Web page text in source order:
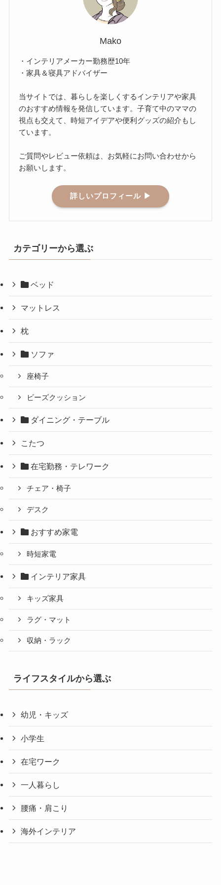
Mako
・インテリアメーカー勤務歴10年
・家具＆寝具アドバイザー
当サイトでは、暮らしを楽しくするインテリアや家具
のおすすめ情報を発信しています。子育て中のママの
視点も交えて、時短アイデアや便利グッズの紹介もし
ています。
ご質問やレビュー依頼は、お気軽にお問い合わせから
お願いします。
詳しいプロフィール ▶
カテゴリーから選ぶ
ベッド
マットレス
枕
ソファ
座椅子
ビーズクッション
ダイニング・テーブル
こたつ
在宅勤務・テレワーク
チェア・椅子
デスク
おすすめ家電
時短家電
インテリア家具
キッズ家具
ラグ・マット
収納・ラック
ライフスタイルから選ぶ
幼児・キッズ
小学生
在宅ワーク
一人暮らし
腰痛・肩こり
海外インテリア